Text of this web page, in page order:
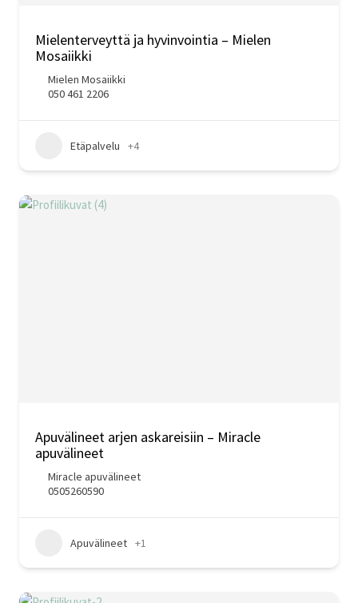
Mielenterveyttä ja hyvinvointia – Mielen
Mosaiikki
Mielen Mosaiikki
050 461 2206
Etäpalvelu +4
Apuvälineet arjen askareisiin – Miracle
apuvälineet
Miracle apuvälineet
0505260590
Apuvälineet +1